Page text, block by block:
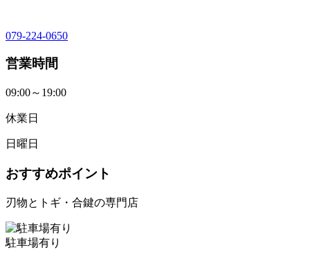
079-224-0650
営業時間
09:00～19:00
休業日
日曜日
おすすめポイント
刃物とトギ・合鍵の専門店
駐車場有り